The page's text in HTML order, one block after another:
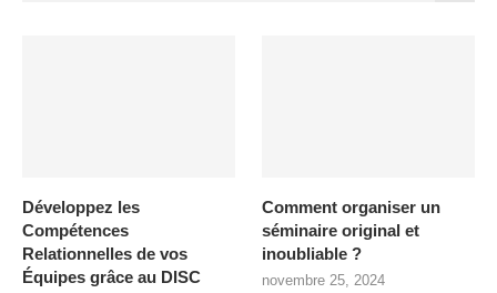
Développez les
Compétences
Relationnelles de vos
Équipes grâce au DISC
Comment organiser un
séminaire original et
inoubliable ?
novembre 25, 2024